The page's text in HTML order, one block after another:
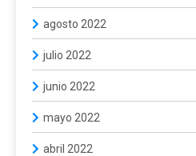
agosto 2022
julio 2022
junio 2022
mayo 2022
abril 2022